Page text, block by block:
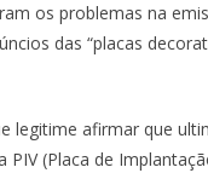
os problemas na
das “placas
legitime afirmar que
(Placa de